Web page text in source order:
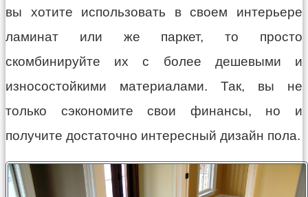
вы хотите использовать в своем интерьере
ламинат или же паркет, то просто
скомбинируйте их с более дешевыми и
износостойкими материалами. Так, вы не
только сэкономите свои финансы, но и
получите достаточно интересный дизайн пола.